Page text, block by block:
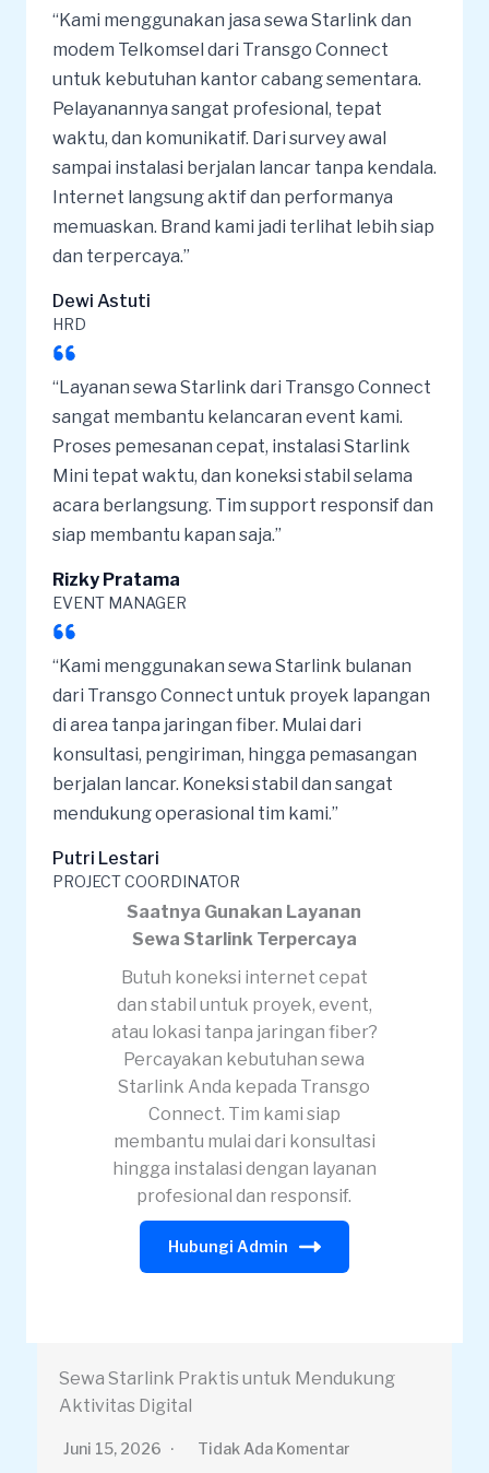
“Kami menggunakan jasa sewa Starlink dan
modem Telkomsel dari Transgo Connect
untuk kebutuhan kantor cabang sementara.
Pelayanannya sangat profesional, tepat
waktu, dan komunikatif. Dari survey awal
sampai instalasi berjalan lancar tanpa kendala.
Internet langsung aktif dan performanya
memuaskan. Brand kami jadi terlihat lebih siap
dan terpercaya.”
Dewi Astuti
HRD
“Layanan sewa Starlink dari Transgo Connect
sangat membantu kelancaran event kami.
Proses pemesanan cepat, instalasi Starlink
Mini tepat waktu, dan koneksi stabil selama
acara berlangsung. Tim support responsif dan
siap membantu kapan saja.”
Rizky Pratama
EVENT MANAGER
“Kami menggunakan sewa Starlink bulanan
dari Transgo Connect untuk proyek lapangan
di area tanpa jaringan fiber. Mulai dari
konsultasi, pengiriman, hingga pemasangan
berjalan lancar. Koneksi stabil dan sangat
mendukung operasional tim kami.”
Putri Lestari
PROJECT COORDINATOR
Saatnya Gunakan Layanan
Sewa Starlink Terpercaya
Butuh koneksi internet cepat
dan stabil untuk proyek, event,
atau lokasi tanpa jaringan fiber?
Percayakan kebutuhan sewa
Starlink Anda kepada Transgo
Connect. Tim kami siap
membantu mulai dari konsultasi
hingga instalasi dengan layanan
profesional dan responsif.
Hubungi Admin
Sewa Starlink dengan Instalasi Profesional
Juni 13, 2026
Sewa Starlink Murah dan Praktis Hanya di